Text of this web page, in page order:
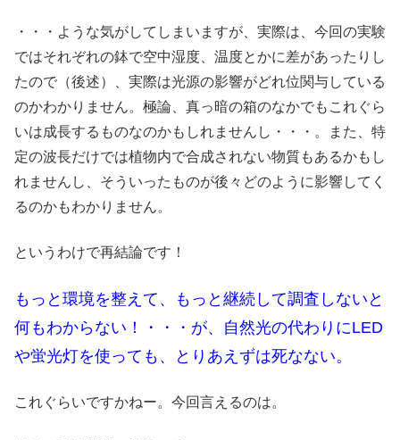
・・・ような気がしてしまいますが、実際は、今回の実験
ではそれぞれの鉢で空中湿度、温度とかに差があったりし
たので（後述）、実際は光源の影響がどれ位関与している
のかわかりません。極論、真っ暗の箱のなかでもこれぐら
いは成長するものなのかもしれませんし・・・。また、特
定の波長だけでは植物内で合成されない物質もあるかもし
れませんし、そういったものが後々どのように影響してく
るのかもわかりません。
というわけで再結論です！
もっと環境を整えて、もっと継続して調査しないと
何もわからない！・・・が、自然光の代わりにLED
や蛍光灯を使っても、とりあえずは死なない。
これぐらいですかねー。今回言えるのは。